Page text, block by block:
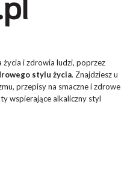
życia i zdrowia ludzi, poprzez
stylu życia. Znajdziesz u
przepisy na smaczne i zdrowe
wspierające alkaliczny styl